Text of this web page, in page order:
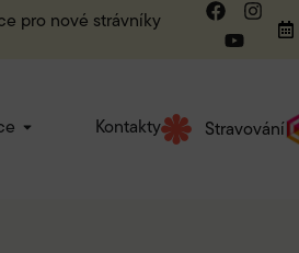
pro nové strávníky
Kontakty Stravování